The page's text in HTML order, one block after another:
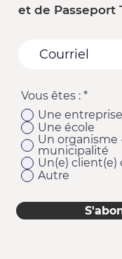
et de Passeport
Vous êtes : *
Une entreprise
Une école
Un organisme
municipalité
Un(e) client(e)
Autre